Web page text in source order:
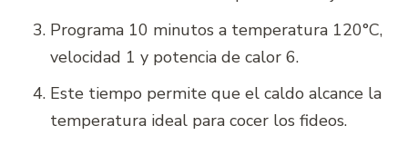
Programa 10 minutos a temperatura 120°C,
velocidad 1 y potencia de calor 6.
Este tiempo permite que el caldo alcance la
temperatura ideal para cocer los fideos.